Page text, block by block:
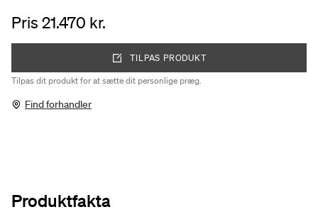
Pris 21.470 kr.
TILPAS PRODUKT
Tilpas dit produkt for at sætte dit personlige præg.
Find forhandler
Produktfakta